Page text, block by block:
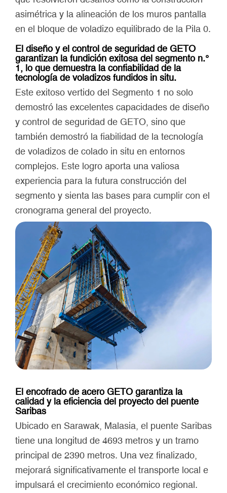
asimétrica y la alineación de los muros pantalla
en el bloque de voladizo equilibrado de la Pila 0.
El diseño y el control de seguridad de GETO
garantizan la fundición exitosa del segmento n.°
1, lo que demuestra la confiabilidad de la
tecnología de voladizos fundidos in situ.
Este exitoso vertido del Segmento 1 no solo
demostró las excelentes capacidades de diseño
y control de seguridad de GETO, sino que
también demostró la fiabilidad de la tecnología
de voladizos de colado in situ en entornos
complejos. Este logro aporta una valiosa
experiencia para la futura construcción del
segmento y sienta las bases para cumplir con el
cronograma general del proyecto.
El encofrado de acero GETO garantiza la
calidad y la eficiencia del proyecto del puente
Saribas
Ubicado en Sarawak, Malasia, el puente Saribas
tiene una longitud de 4693 metros y un tramo
principal de 2390 metros. Una vez finalizado,
mejorará significativamente el transporte local e
impulsará el crecimiento económico regional.